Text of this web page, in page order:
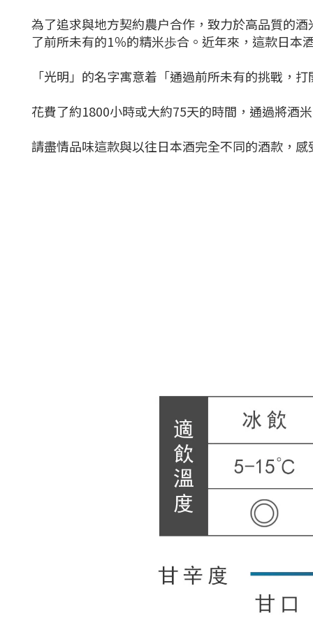
為了追求與地方契約農户合作，致力於高品質的
了前所未有的1％的精米歩合。近年來，這款日本
「光明」的名字寓意着「通過前所未有的挑戰，
花費了約1800小時或大約75天的時間，通過將酒
請盡情品味這款與以往日本酒完全不同的酒款，